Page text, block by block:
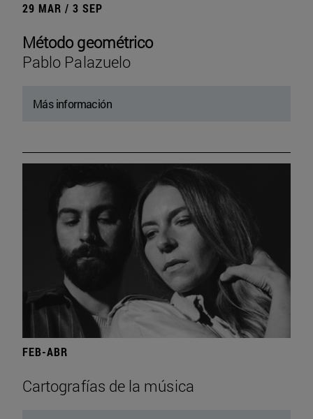
29 MAR / 3 SEP
Método geométrico
Pablo Palazuelo
Más información
FEB-ABR
Cartografías de la música